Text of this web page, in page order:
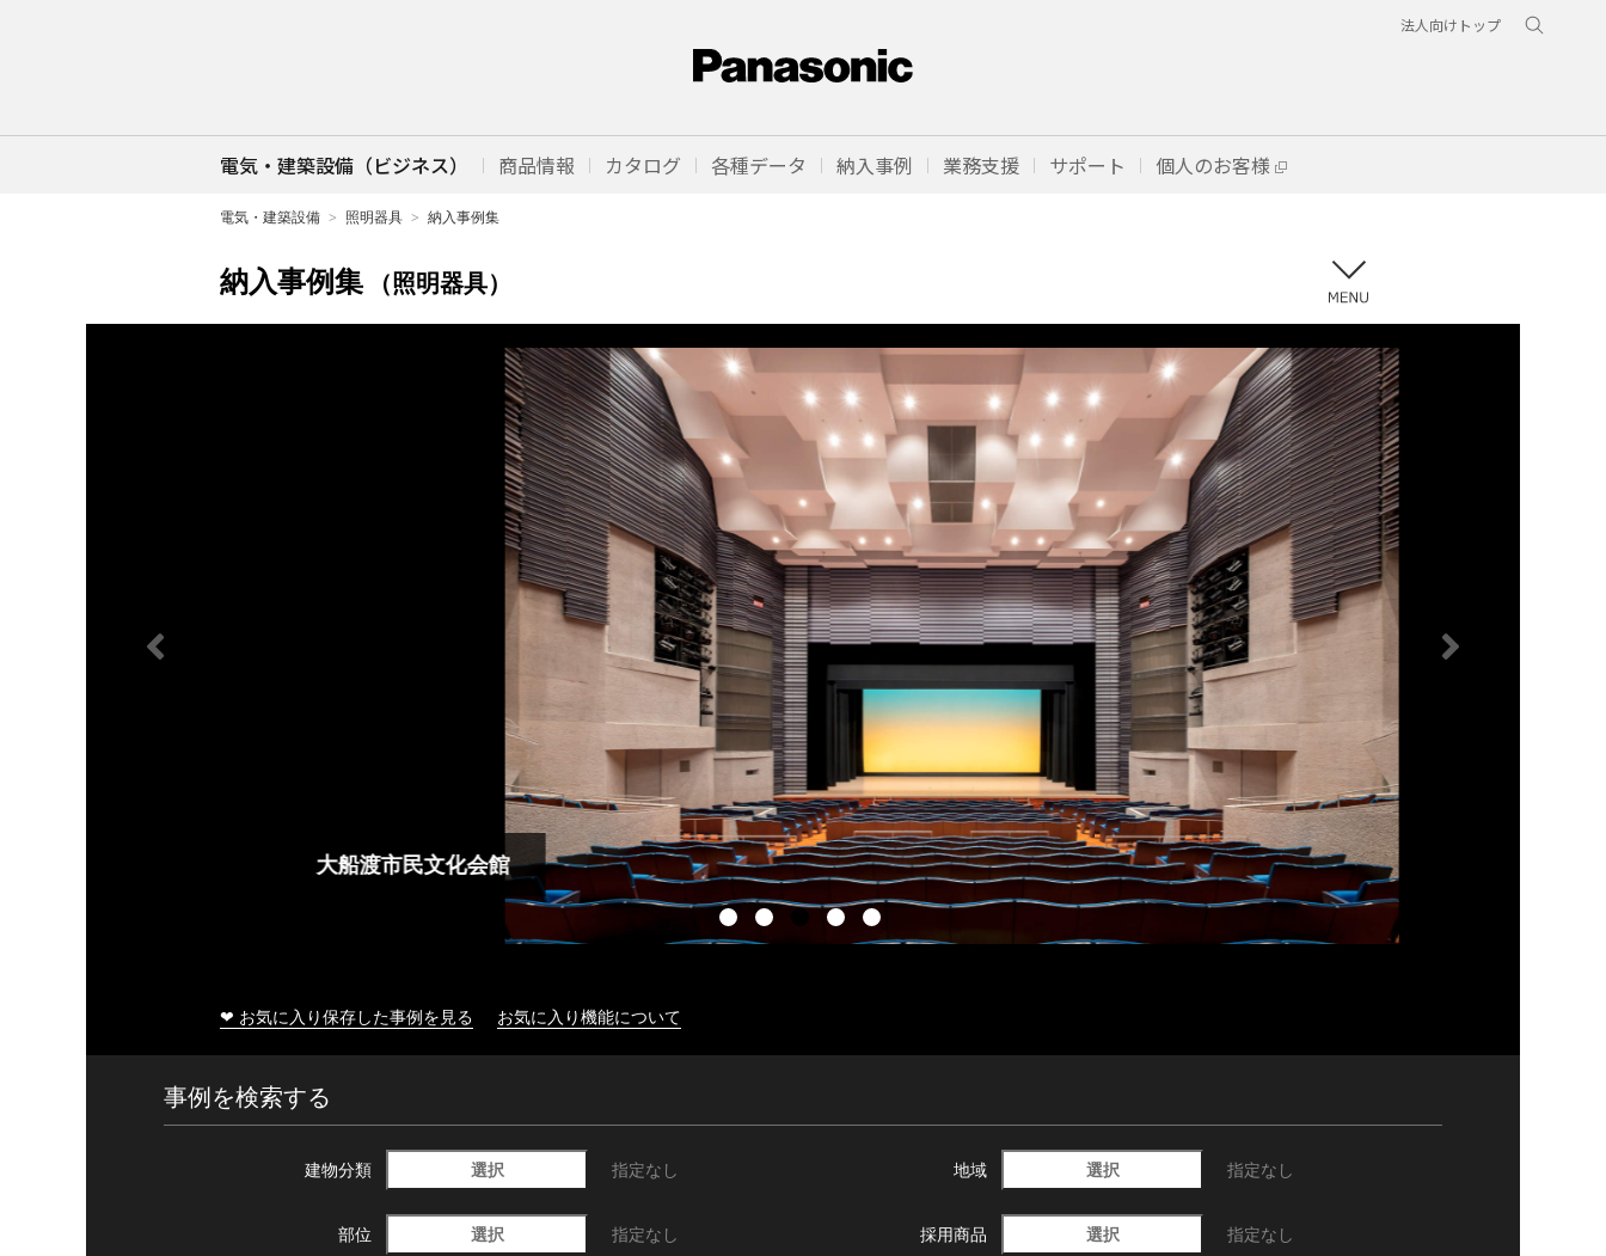
法人向けトップ
電気・建築設備（ビジネス） 商品情報 カタログ 各種データ 納入事例 業務支援 サポート 個人のお客様
電気・建築設備 照明器具 納入事例集
納入事例集 （照明器具）
大船渡市民文化会館
❤ お気に入り保存した事例を見る お気に入り機能について
事例を検索する
建物分類 選択 指定なし 地域 選択 指定なし
部位 選択 指定なし 採用商品 選択 指定なし